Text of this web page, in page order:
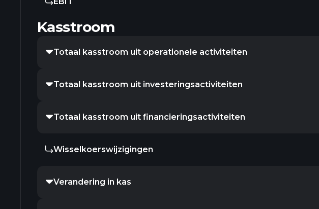
Kasstroom
Totaal kasstroom uit operationele activiteiten
Totaal kasstroom uit investeringsactiviteiten
Totaal kasstroom uit financieringsactiviteiten
Wisselkoerswijzigingen
Verandering in kas